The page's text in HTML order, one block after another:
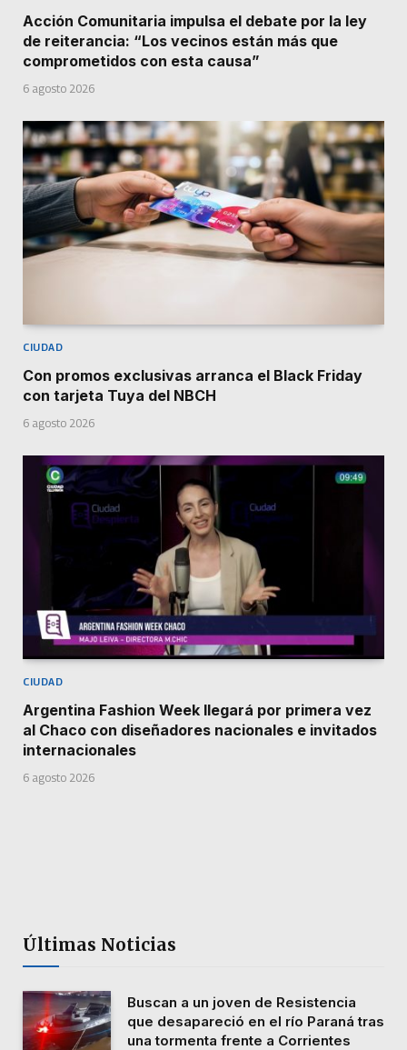
Acción Comunitaria impulsa el debate por la ley
de reiterancia: “Los vecinos están más que
comprometidos con esta causa”
6 agosto 2026
CIUDAD
Con promos exclusivas arranca el Black Friday
con tarjeta Tuya del NBCH
6 agosto 2026
CIUDAD
Argentina Fashion Week llegará por primera vez
al Chaco con diseñadores nacionales e invitados
internacionales
6 agosto 2026
Últimas Noticias
Buscan a un joven de Resistencia
que desapareció en el río Paraná tras
una tormenta frente a Corrientes